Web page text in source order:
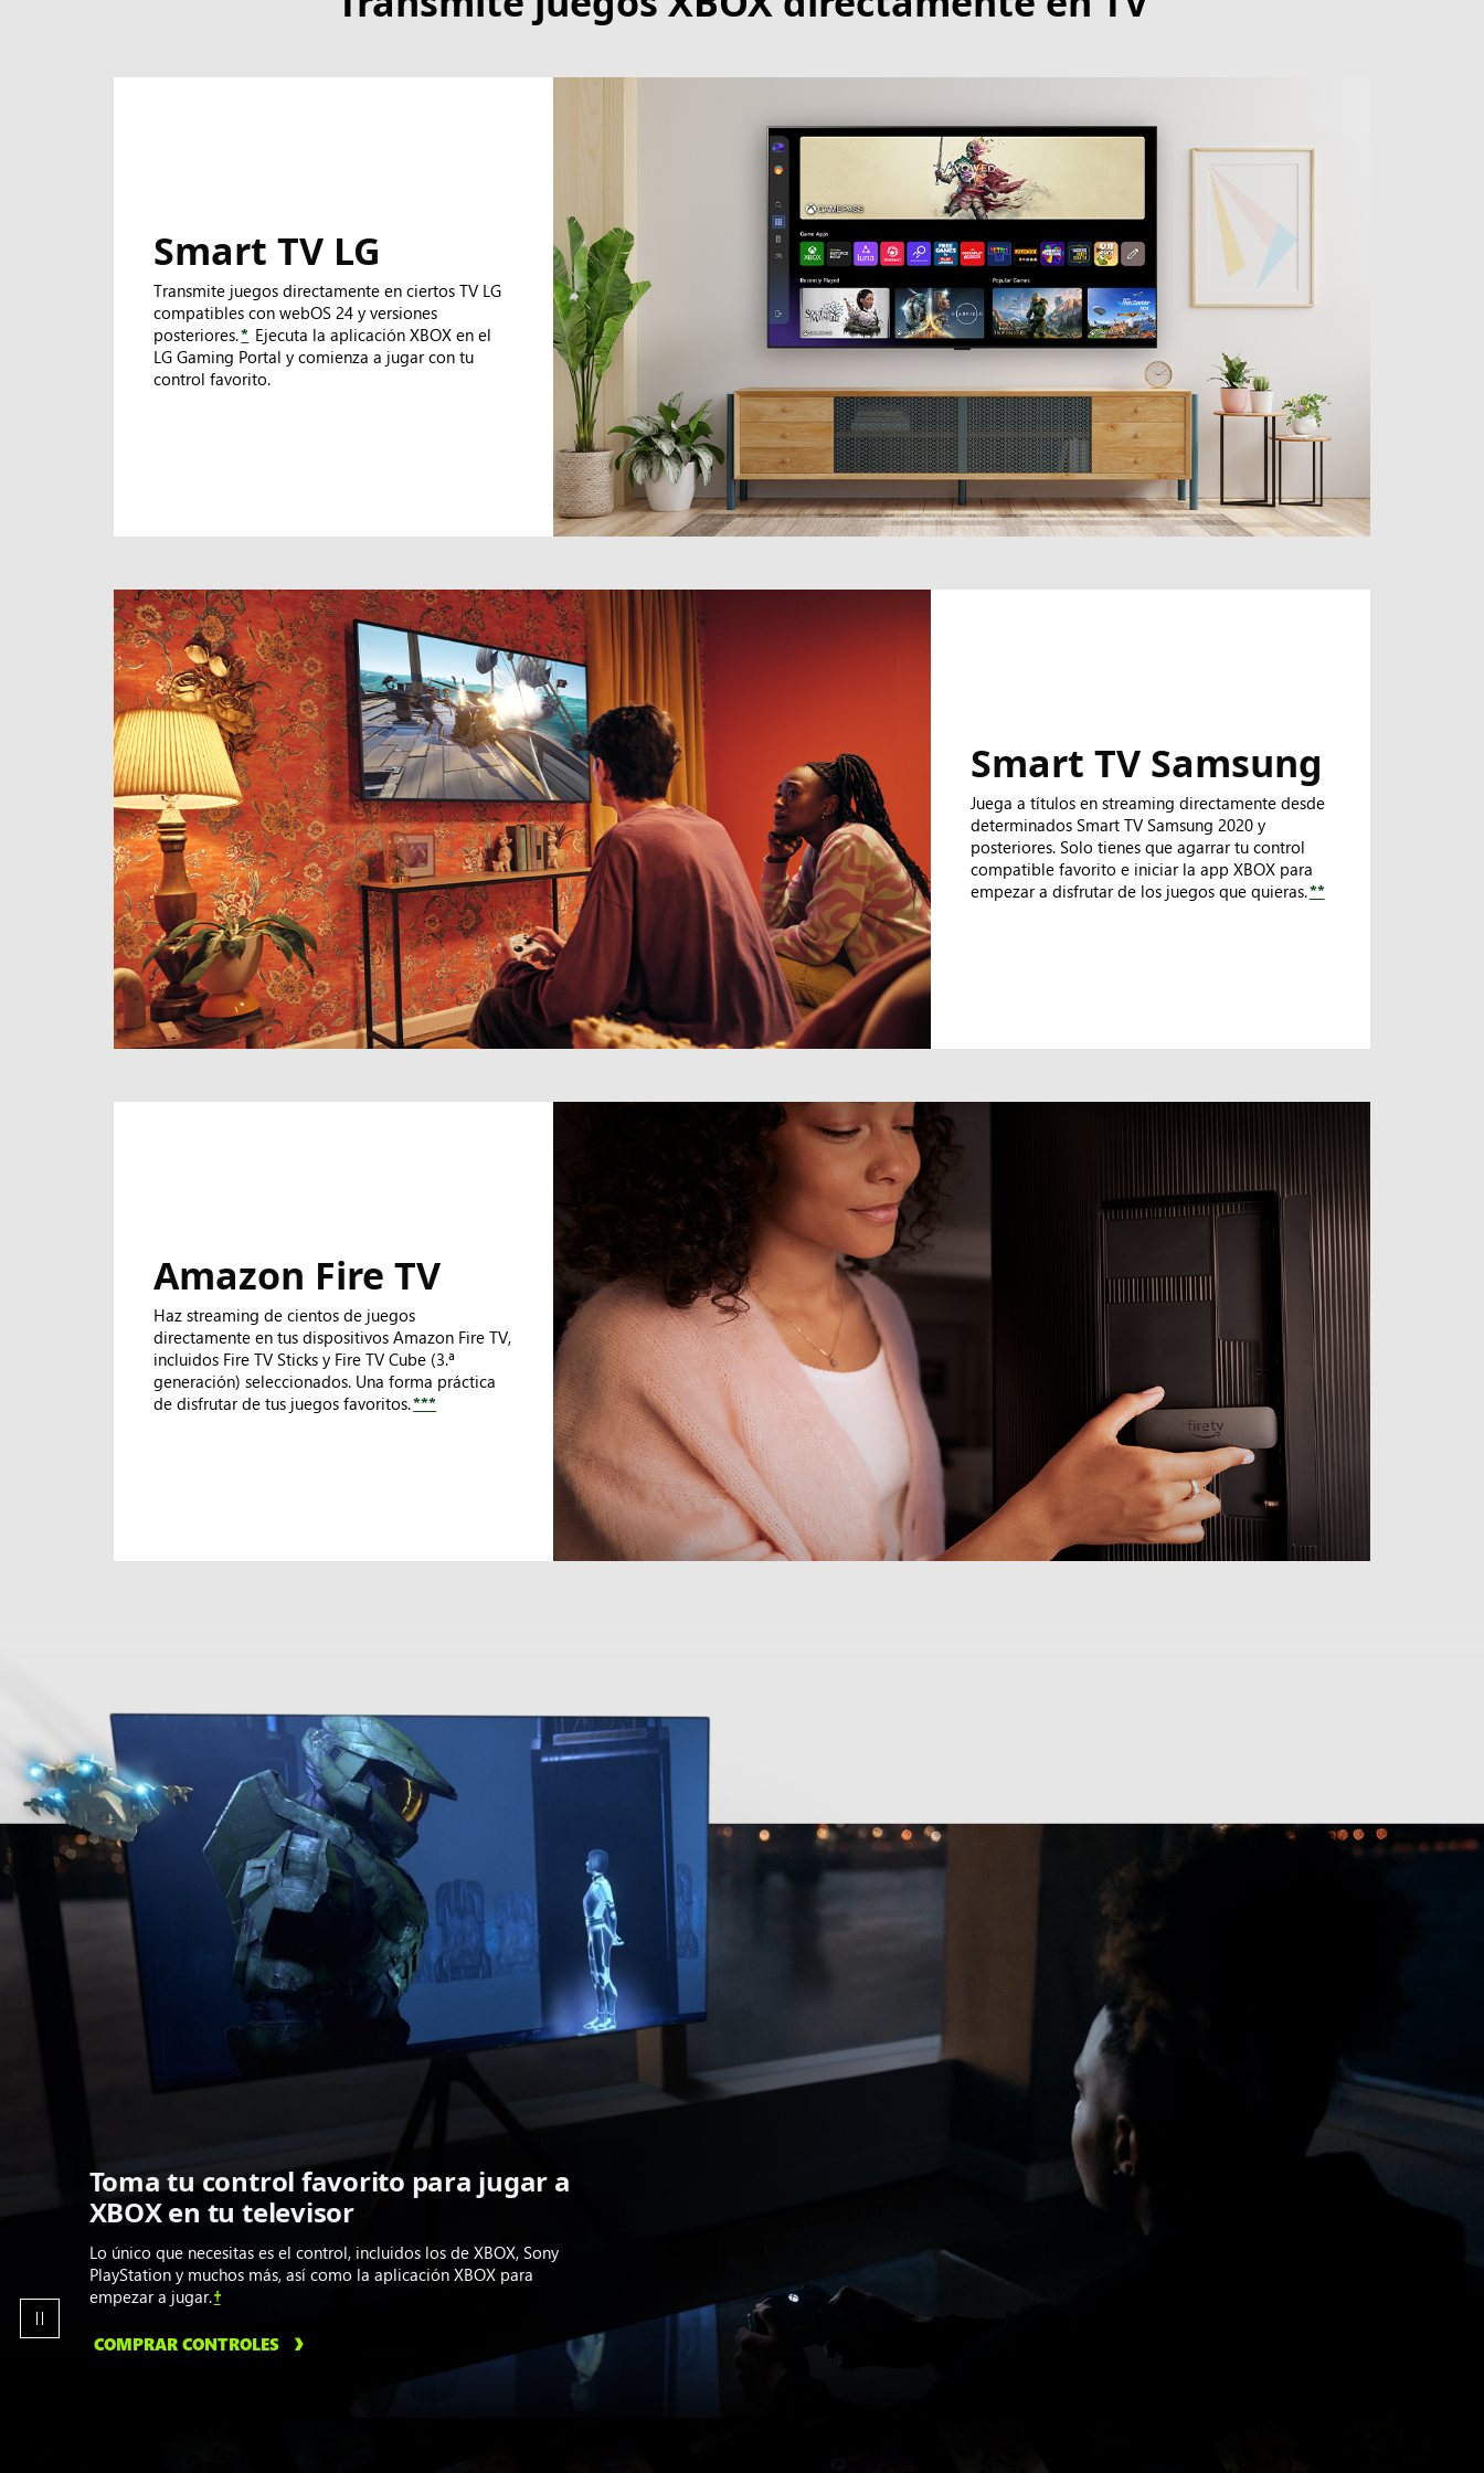
Smart TV LG
Transmite juegos directamente en ciertos TV LG
compatibles con webOS 24 y versiones
posteriores.* Ejecuta la aplicación XBOX en el
LG Gaming Portal y comienza a jugar con tu
control favorito.
Smart TV Samsung
Juega a títulos en streaming directamente desde
determinados Smart TV Samsung 2020 y
posteriores. Solo tienes que agarrar tu control
compatible favorito e iniciar la app XBOX para
empezar a disfrutar de los juegos que quieras.**
Amazon Fire TV
Haz streaming de cientos de juegos
directamente en tus dispositivos Amazon Fire TV,
incluidos Fire TV Sticks y Fire TV Cube (3.ª
generación) seleccionados. Una forma práctica
de disfrutar de tus juegos favoritos.***
Toma tu control favorito para jugar a
XBOX en tu televisor
Lo único que necesitas es el control, incluidos los de XBOX, Sony
PlayStation y muchos más, así como la aplicación XBOX para
empezar a jugar.†
COMPRAR CONTROLES